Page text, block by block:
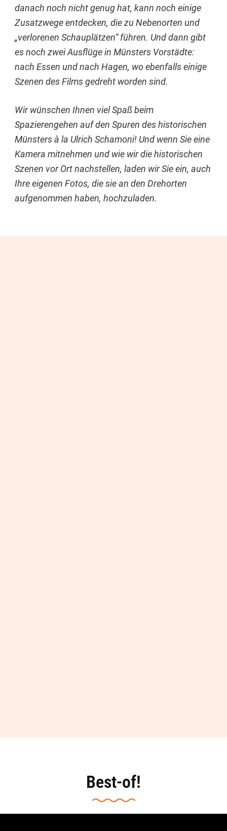
danach noch nicht genug hat, kann noch einige
Zusatzwege entdecken, die zu Nebenorten und
„verlorenen Schauplätzen“ führen. Und dann gibt
es noch zwei Ausflüge in Münsters Vorstädte:
nach Essen und nach Hagen, wo ebenfalls einige
Szenen des Films gedreht worden sind.
Wir wünschen Ihnen viel Spaß beim
Spazierengehen auf den Spuren des historischen
Münsters à la Ulrich Schamoni! Und wenn Sie eine
Kamera mitnehmen und wie wir die historischen
Szenen vor Ort nachstellen, laden wir Sie ein, auch
Ihre eigenen Fotos, die sie an den Drehorten
aufgenommen haben, hochzuladen.
Best-of!